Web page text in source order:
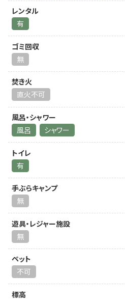
レンタル
有
ゴミ回収
無
焚き火
直火不可
風呂・シャワー
風呂
シャワー
トイレ
有
手ぶらキャンプ
無
遊具・レジャー施設
無
ペット
不可
標高